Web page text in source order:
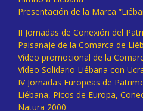
Presentación de la Marca
II Jornadas de Conexión del
Paisanaje de la Comarca de
Vídeo promocional de la
Vídeo Solidario Liébana con
IV Jornadas Europeas de
Liébana, Picos de Europa,
Natura 2000